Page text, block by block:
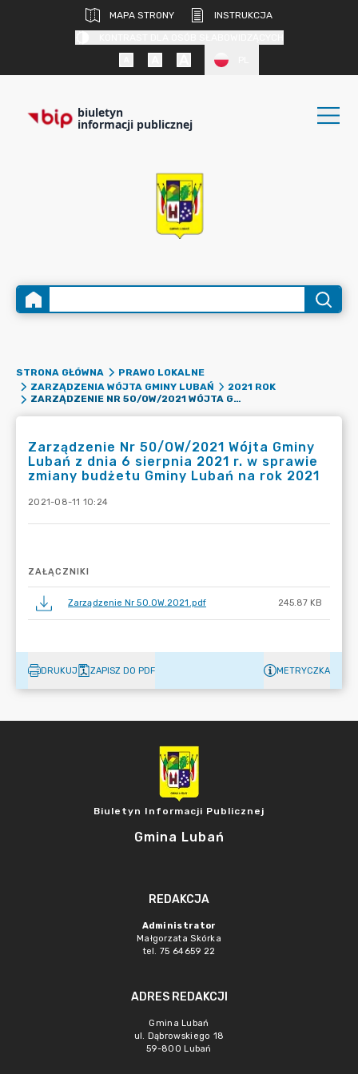
MAPA STRONY
INSTRUKCJA
biuletyn
informacji publicznej
STRONA GŁÓWNA
PRAWO LOKALNE
ZARZĄDZENIA WÓJTA GMINY LUBAŃ
2021 ROK
ZARZĄDZENIE NR 50/OW/2021 WÓJTA GMINY LUBAŃ Z DNIA 6 SIERPNIA 2021 R. W SPRAWIE ZMIANY BUDŻETU GMINY LUBAŃ NA ROK 2021
Zarządzenie Nr 50/OW/2021 Wójta Gminy
Lubań z dnia 6 sierpnia 2021 r. w sprawie
zmiany budżetu Gminy Lubań na rok 2021
2021-08-11 10:24
ZAŁĄCZNIKI
Zarządzenie Nr 50.OW.2021.pdf 245.87 KB
DRUKUJ ZAPISZ DO PDF METRYCZKA
Biuletyn Informacji Publicznej
Gmina Lubań
REDAKCJA
Administrator
Małgorzata Skórka
tel. 75 64659 22
ADRES REDAKCJI
Gmina Lubań
ul. Dąbrowskiego 18
59-800 Lubań